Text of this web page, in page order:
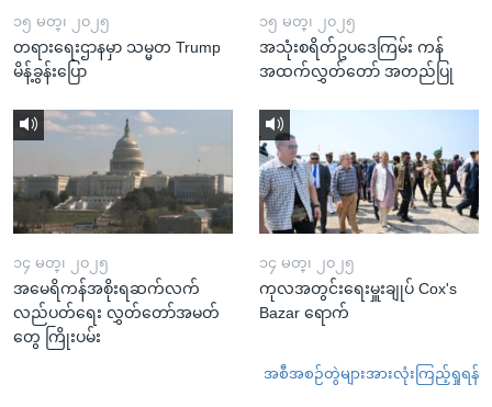
၁၅ မတ္၊ ၂၀၂၅
တရားရေးဌာနမှာ သမ္မတ Trump
မိန့်ခွန်းပြော
၁၅ မတ္၊ ၂၀၂၅
အသုံးစရိတ်ဥပဒေကြမ်း ကန်
အထက်လွှတ်တော် အတည်ပြု
၁၄ မတ္၊ ၂၀၂၅
အမေရိကန်အစိုးရဆက်လက်
လည်ပတ်ရေး လွှတ်တော်အမတ်
တွေ ကြိုးပမ်း
၁၄ မတ္၊ ၂၀၂၅
ကုလအတွင်းရေးမှူးချုပ် Cox's
Bazar ရောက်
အစီအစဉ်တွဲများအားလုံးကြည့်ရှုရန်